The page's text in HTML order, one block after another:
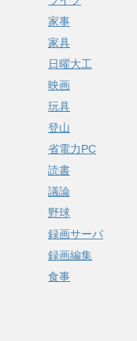
家事
家具
日曜大工
映画
玩具
登山
省電力PC
読書
議論
野球
録画サーバ
録画編集
食事